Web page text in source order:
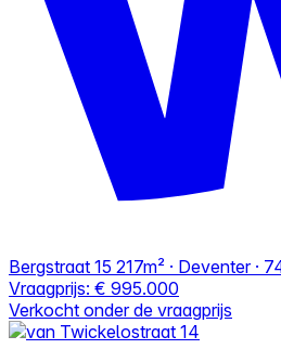
Bergstraat 15 217m² · Deventer ·
Vraagprijs: € 995.000
Verkocht onder de vraagprijs